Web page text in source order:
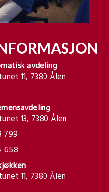
avdeling
11, 7380 Ålen
13, 7380 Ålen
799
658
11, 7380 Ålen